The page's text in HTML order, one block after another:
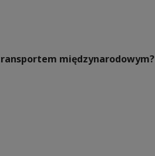
międzynarodowym?